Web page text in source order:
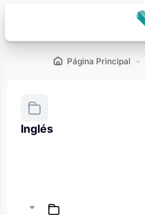
Página Principal
Inglés